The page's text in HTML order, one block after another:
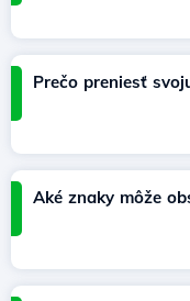
Prečo preniesť
Aké znaky môže